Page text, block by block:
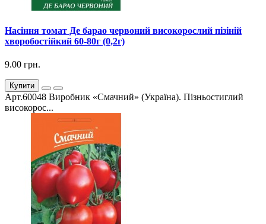
Насіння томат Де барао червоний високорослий пізіній
хворобостійкий 60-80г (0,2г)
9.00 грн.
Купити
Арт.60048 Виробник «Смачний» (Україна). Пізньостиглий
високорос...